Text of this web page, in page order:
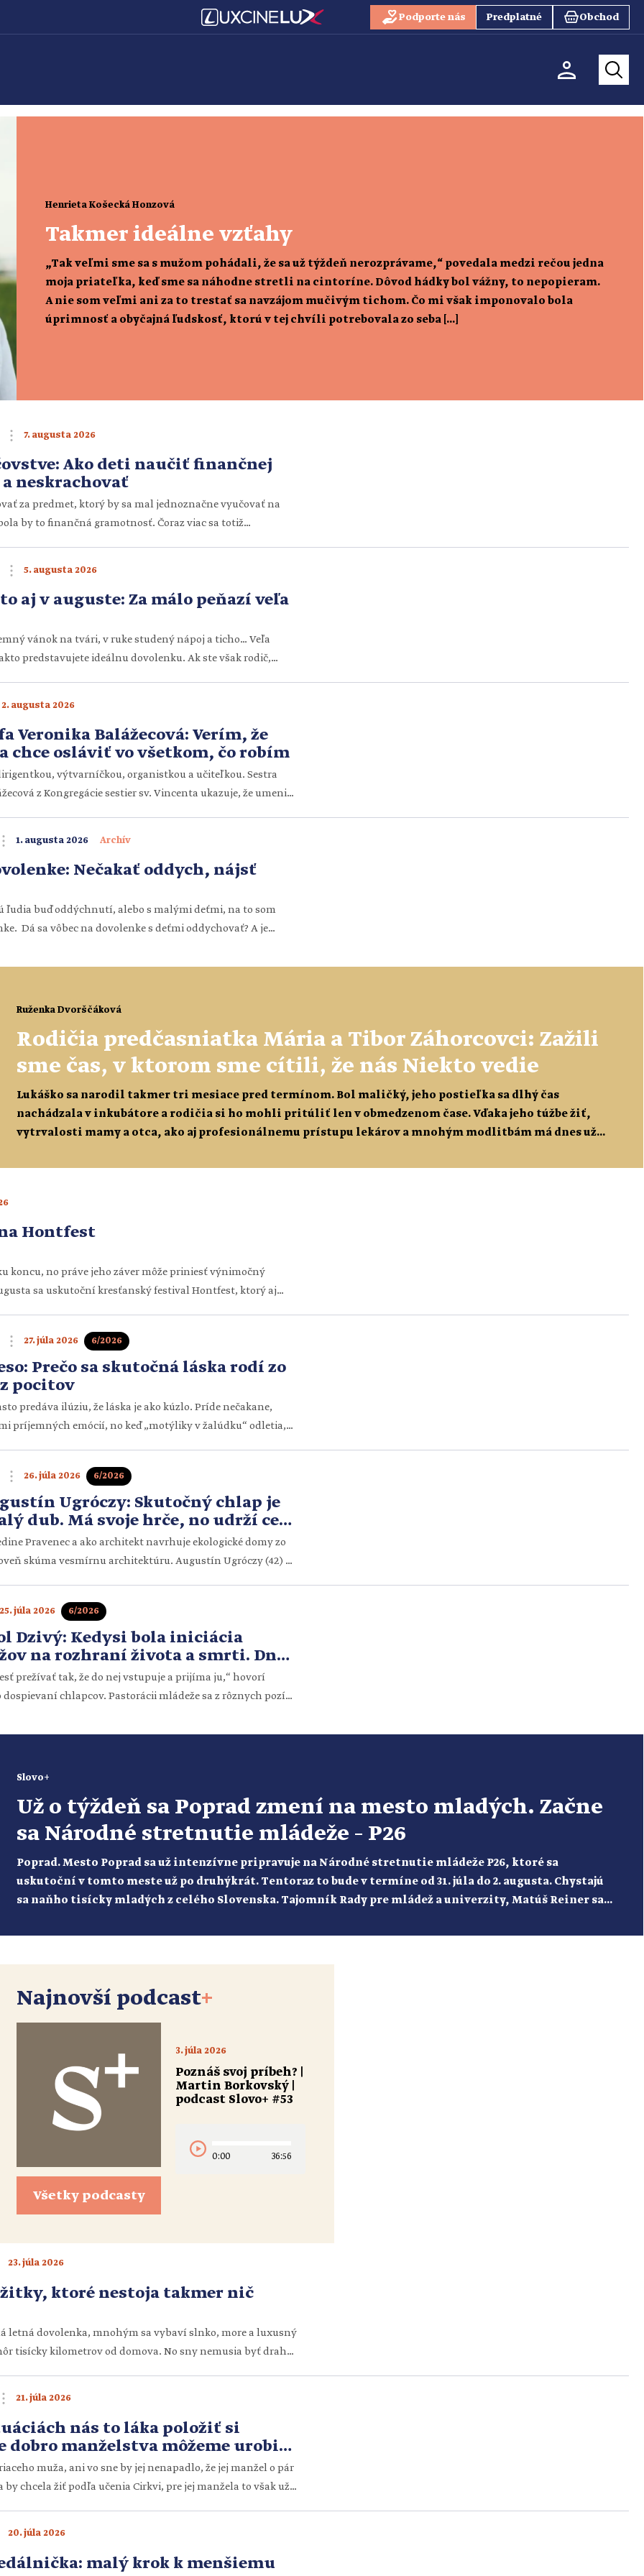
Podporte nás Predplatné Obchod
Henrieta Košecká Honzová
Takmer ideálne vzťahy
„Tak veľmi sme sa s mužom pohádali, že sa už týždeň nerozprávame,“ povedala medzi rečou jedna
moja priateľka, keď sme sa náhodne stretli na cintoríne. Dôvod hádky bol vážny, to nepopieram.
A nie som veľmi ani za to trestať sa navzájom mučivým tichom. Čo mi však imponovalo bola
úprimnosť a obyčajná ľudskosť, ktorú v tej chvíli potrebovala zo seba […]
Ako deti naučiť finančnej
neskrachovať
7. augusta 2026
za predmet, ktorý by sa mal jednoznačne vyučovať na
by to finančná gramotnosť. Čoraz viac sa totiž
ich majú dostať alebo […]
aj v auguste: Za málo peňazí veľa
5. augusta 2026
vánok na tvári, v ruke studený nápoj a ticho… Veľa
predstavujete ideálnu dovolenku. Ak ste však rodič,
Dá […]
Veronika Balážecová: Verím, že
chce osláviť vo všetkom, čo robím
2. augusta 2026
výtvarníčkou, organistkou a učiteľkou. Sestra
z Kongregácie sestier sv. Vincenta ukazuje, že umenie
[…]
Nečakať oddych, nájsť
1. augusta 2026 Archív
ľudia buď oddýchnutí, alebo s malými deťmi, na to som
Dá sa vôbec na dovolenke s deťmi oddychovať? A je
celkom iste dostanem niekoľkokrát. Oddýchli ste si? Po
nociach mám pocit, že nie […]
Ruženka Dvorščáková
Rodičia predčasniatka Mária a Tibor Záhorcovci: Zažili
sme čas, v ktorom sme cítili, že nás Niekto vedie
Lukáško sa narodil takmer tri mesiace pred termínom. Bol maličký, jeho postieľka sa dlhý čas
nachádzala v inkubátore a rodičia si ho mohli pritúliť len v obmedzenom čase. Vďaka jeho túžbe žiť,
vytrvalosti mamy a otca, ako aj profesionálnemu prístupu lekárov a mnohým modlitbám má dnes už
Hontfest
koncu, no práve jeho záver môže priniesť výnimočný
sa uskutoční kresťanský festival Hontfest, ktorý aj
a radosti. Je to príležitosť zastaviť sa na chvíľu
zhonu, […]
Prečo sa skutočná láska rodí zo
pocitov
27. júla 2026 6/2026
predáva ilúziu, že láska je ako kúzlo. Príde nečakane,
príjemných emócií, no keď „motýliky v žalúdku“ odletia,
môžeme v mnohých manželstvách badať tendenciu baliť
city. Chladnúca emócia však môže byť […]
Ugróczy: Skutočný chlap je
dub. Má svoje hrče, no udrží celú
26. júla 2026 6/2026
Pravenec a ako architekt navrhuje ekologické domy zo
skúma vesmírnu architektúru. Augustín Ugróczy (42) si
V rozhovore hovorí o tom, prečo by muži nemali vešať
Dzivý: Kedysi bola iniciácia
na rozhraní života a smrti. Dnes
chýba úplne
25. júla 2026 6/2026
prežívať tak, že do nej vstupuje a prijíma ju,“ hovorí
chlapcov. Pastorácii mládeže sa z rôznych pozícií
ukrajinských chlapcov z Ľvova. V súčasnosti pôsobí ako
na […]
Slovo+
Už o týždeň sa Poprad zmení na mesto mladých. Začne
sa Národné stretnutie mládeže – P26
Poprad. Mesto Poprad sa už intenzívne pripravuje na Národné stretnutie mládeže P26, ktoré sa
uskutoční v tomto meste už po druhýkrát. Tentoraz to bude v termíne od 31. júla do 2. augusta. Chystajú
sa naňho tisícky mladých z celého Slovenska. Tajomník Rady pre mládež a univerzity, Matúš Reiner sa
Najnovší podcast+
Všetky podcasty
3. júla 2026
Poznáš svoj príbeh? |
Martin Borkovský |
podcast Slovo+ #53
0:00 36:56
ktoré nestoja takmer nič
23. júla 2026
letná dovolenka, mnohým sa vybaví slnko, more a luxusný
tisícky kilometrov od domova. No sny nemusia byť drahé,
nás to láka položiť si
dobro manželstva môžeme urobiť
21. júla 2026
muža, ani vo sne by jej nenapadlo, že jej manžel o pár
chcela žiť podľa učenia Cirkvi, pre jej manžela to však už
malý krok k menšiemu
20. júla 2026